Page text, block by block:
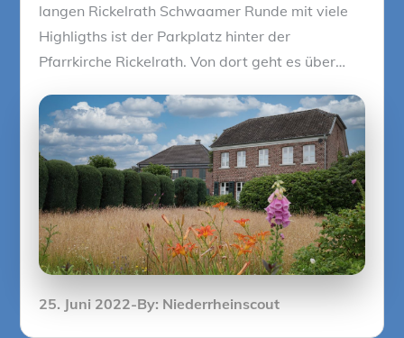
langen Rickelrath Schwaamer Runde mit viele
Highligths ist der Parkplatz hinter der
Pfarrkirche Rickelrath. Von dort geht es über…
Posted
25. Juni 2022 By: Niederrheinscout